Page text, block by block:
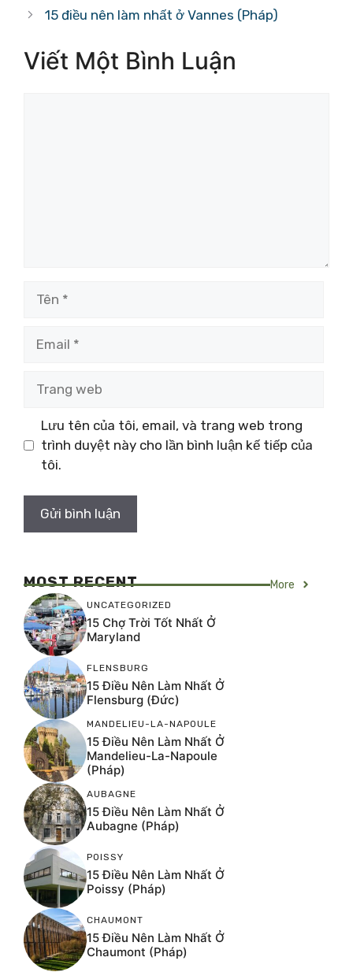
15 điều nên làm nhất ở Vannes (Pháp)
Viết Một Bình Luận
Lưu tên của tôi, email, và trang web trong
trình duyệt này cho lần bình luận kế tiếp của
tôi.
MOST RECENT More
UNCATEGORIZED
15 Chợ Trời Tốt Nhất Ở
Maryland
FLENSBURG
15 Điều Nên Làm Nhất Ở
Flensburg (Đức)
MANDELIEU-LA-NAPOULE
15 Điều Nên Làm Nhất Ở
Mandelieu-La-Napoule
(Pháp)
AUBAGNE
15 Điều Nên Làm Nhất Ở
Aubagne (Pháp)
POISSY
15 Điều Nên Làm Nhất Ở
Poissy (Pháp)
CHAUMONT
15 Điều Nên Làm Nhất Ở
Chaumont (Pháp)